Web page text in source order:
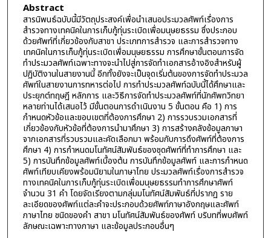
Abstract
สารนิพนธ์ฉบับนี้มีวัตถุประสงค์เพื่อนำเสนอประมวลศัพท์เรื่องการ
สำรวจทางเทคนิคในการเก็บกู้ทุ่นระเบิดเพื่อมนุษยธรรม ซึ่งประกอบ
ด้วยศัพท์ที่เกี่ยวข้องกับสาขา ประเภทการสำรวจ และการสำรวจทาง
เทคนิคในการเก็บกู้ทุ่นระเบิดเพื่อมนุษยธรรม การศึกษาขั้นตอนการจัด
ทำประมวลศัพท์เฉพาะทางจะนำไปสู่การจัดทำเอกสารอ้างอิงสำหรับผู้
ปฏิบัติงานในสายงานนี้ อีกทั้งยังจะเป็นจุดเริ่มต้นของการจัดทำประมวล
ศัพท์ในสายงานการทหารต่อไป การทำประมวลศัพท์ฉบับนี้ได้ศึกษาและ
ประยุกต์ทฤษฎี หลักการ และวิธีการจัดทำประมวลศัพท์ที่นักศัพทวิทยา
หลายท่านได้เสนอไว้ มีขั้นตอนการดำเนินงาน 5 ขั้นตอน คือ 1) การ
กำหนดหัวข้อและขอบเขตที่ต้องการศึกษา 2) การรวบรวมเอกสารที่
เกี่ยวข้องกับหัวข้อที่ต้องการนำมาศึกษา 3) การสร้างคลังข้อมูลภาษา
จากเอกสารที่รวบรวมและคัดเลือกมา พร้อมกับการดึงศัพท์ที่ต้องการ
ศึกษา 4) การกำหนดมโนทัศน์สัมพันธ์ของชุดศัพท์ที่ทำการศึกษา และ
5) การบันทึกข้อมูลศัพท์เบื้องต้น การบันทึกข้อมูลศัพท์ และการกำหนด
ศัพท์เทียบเคียงพร้อมนิยามในภาษาไทย ประมวลศัพท์เรื่องการสำรวจ
ทางเทคนิคในการเก็บกู้ทุ่นระเบิดเพื่อมนุษยธรรมทำการศึกษาศัพท์
จำนวน 31 คำ โดยจัดเรียงตามกลุ่มมโนทัศน์สัมพันธ์ที่ปรากฏ ราย
ละเอียดของศัพท์แต่ละคำจะประกอบด้วยศัพท์ภาษาอังกฤษและศัพท์
ภาษาไทย ชนิดของคำ สาขา มโนทัศน์สัมพันธ์ของศัพท์ บริบทที่พบศัพท์
ลักษณะเฉพาะทางภาษา และข้อมูลประกอบอื่นๆ